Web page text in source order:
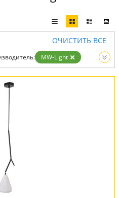
ОЧИСТИТЬ ВСЕ
MW-Light